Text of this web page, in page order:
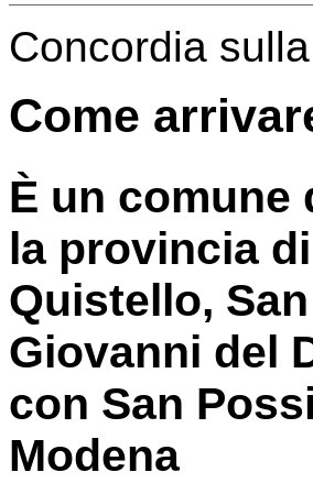
Concordia
Come
È un comune
la provincia
Quistello,
Giovanni del
con San
Modena